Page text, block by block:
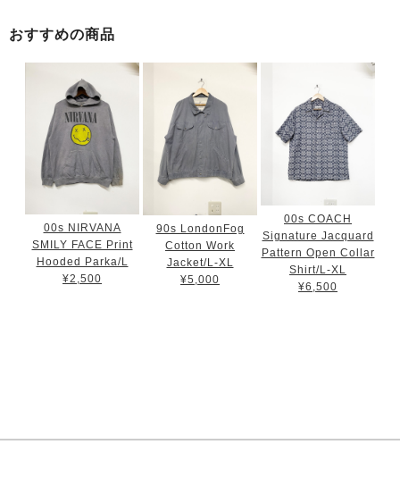
おすすめの商品
00s NIRVANA
SMILY FACE Print
Hooded Parka/L
¥2,500
90s LondonFog
Cotton Work
Jacket/L-XL
¥5,000
00s COACH
Signature Jacquard
Pattern Open Collar
Shirt/L-XL
¥6,500